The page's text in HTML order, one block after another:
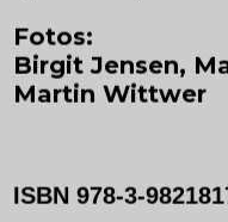
Fotos:
Birgit Jensen,
Martin Wittwer
ISBN 978-3-